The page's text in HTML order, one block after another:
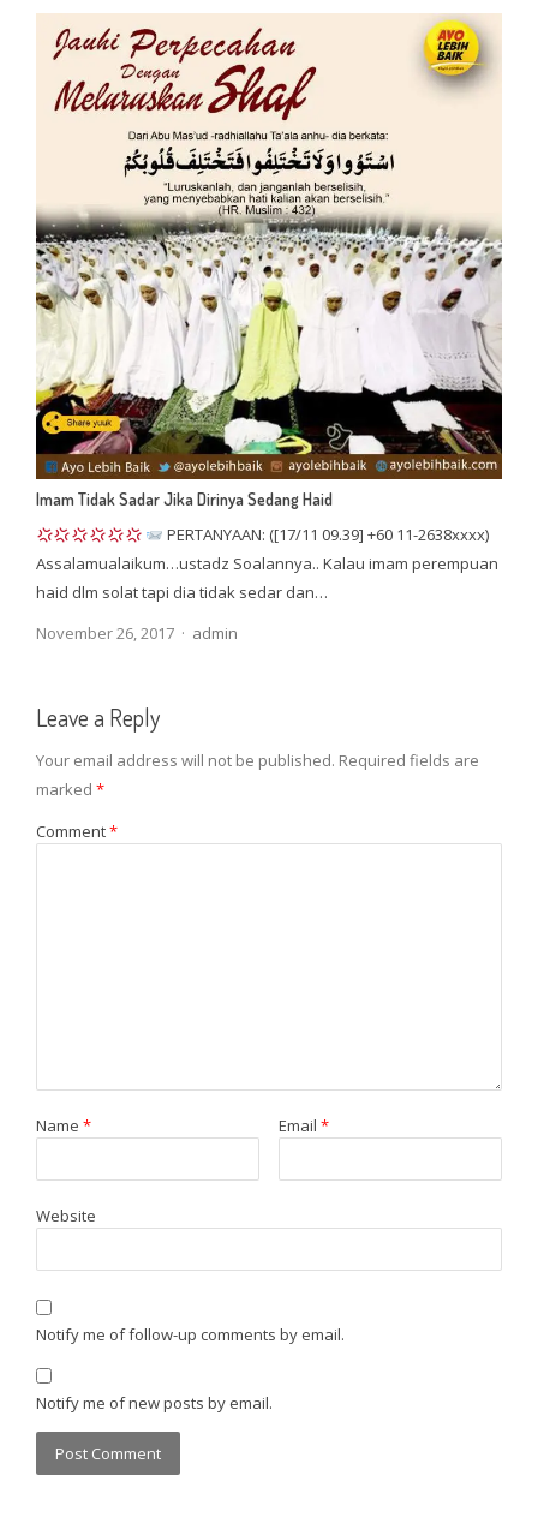
Imam Tidak Sadar Jika Dirinya Sedang Haid
PERTANYAAN: ([17/11 09.39] +60 11-2638xxxx)
Assalamualaikum…ustadz Soalannya.. Kalau imam perempuan
haid dlm solat tapi dia tidak sedar dan…
November 26, 2017
Author
admin
Leave a Reply
Your email address will not be published. Required fields are
marked *
Comment*
Name * Email *
Website
Notify me of follow-up comments by email.
Notify me of new posts by email.